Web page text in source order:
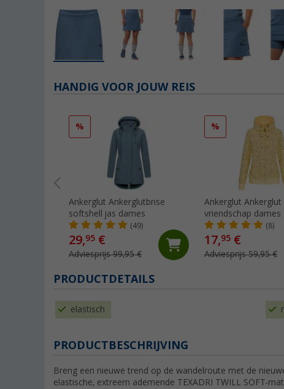
HANDIG VOOR JOUW REIS
%
Ankerglut Ankerglutbrise
softshell jas dames
(49)
29,95 €
Adviesprijs 99,95 €
%
Ankerglut Ankerglut
vriendschap dames
jas
(8)
17,95 €
Adviesprijs 59,95 €
PRODUCTDETAILS
elastisch
PRODUCTBESCHRIJVING
Breng een nieuwe trend op de wandelroute met de
elastische, extreem ademende TEXADRI TWILL SOFT-